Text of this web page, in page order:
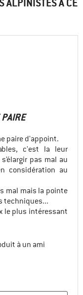
ALPINISTES À CE
paire d'appoint.
c'est la leur
pas mal au
considération au
mal mais la pointe
techniques...
le plus intéressant
à un ami